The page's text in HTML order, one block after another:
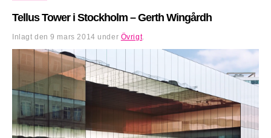
Tellus Tower i Stockholm – Gerth Wingårdh
Inlagt den9 mars 2014 under Övrigt.